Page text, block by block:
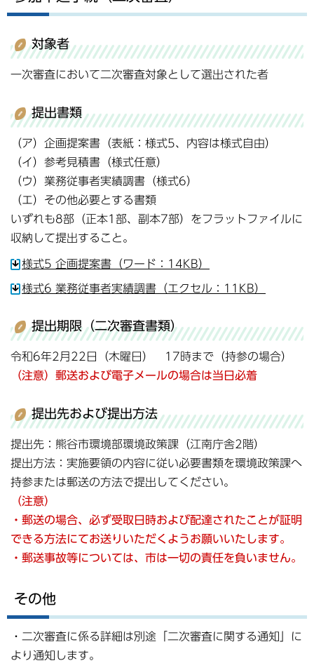
対象者
一次審査において二次審査対象として選出された者
提出書類
（ア）企画提案書（表紙：様式5、内容は様式自由）
（イ）参考見積書（様式任意）
（ウ）業務従事者実績調書（様式6）
（エ）その他必要とする書類
いずれも8部（正本1部、副本7部）をフラットファイルに
収納して提出すること。
様式5 企画提案書（ワード：14KB）
様式6 業務従事者実績調書（エクセル：11KB）
提出期限（二次審査書類）
令和6年2月22日（木曜日） 17時まで（持参の場合）
（注意）郵送および電子メールの場合は当日必着
提出先および提出方法
提出先：熊谷市環境部環境政策課（江南庁舎2階）
提出方法：実施要領の内容に従い必要書類を環境政策課へ
持参または郵送の方法で提出してください。
（注意）
・郵送の場合、必ず受取日時および配達されたことが証明
できる方法にてお送りいただくようお願いいたします。
・郵送事故等については、市は一切の責任を負いません。
その他
・二次審査に係る詳細は別途「二次審査に関する通知」に
より通知します。